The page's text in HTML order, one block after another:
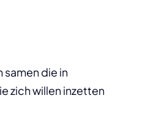
die in
zich willen inzetten